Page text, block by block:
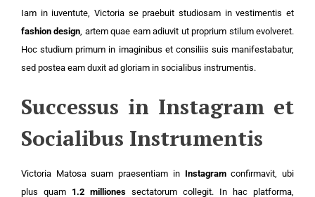
Iam in iuventute, Victoria se praebuit studiosam in vestimentis et
fashion design, artem quae eam adiuvit ut proprium stilum evolveret.
Hoc studium primum in imaginibus et consiliis suis manifestabatur,
sed postea eam duxit ad gloriam in socialibus instrumentis.
Successus in Instagram et
Socialibus Instrumentis
Victoria Matosa suam praesentiam in Instagramconfirmavit, ubi
plus quam 1.2 milliones sectatorum collegit. In hac platforma,